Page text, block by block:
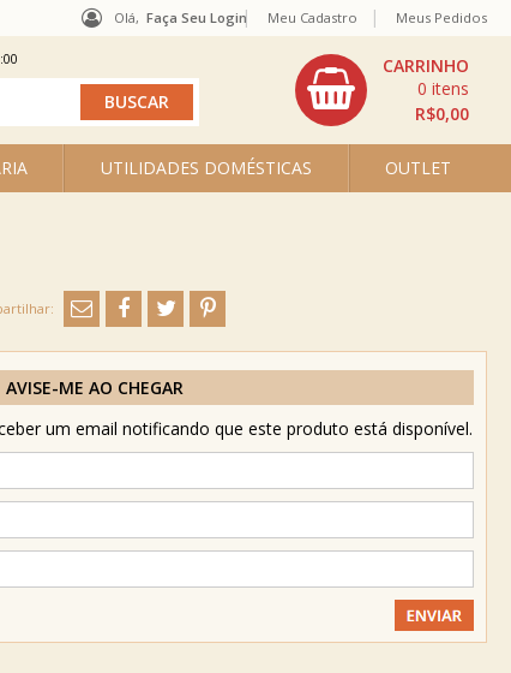
Olá, Faça Seu Login
UTILIDADES DOMÉSTICAS OUTLET
R$0,00
0
Meu Cadastro Meus Pedidos
AVISE-ME AO CHEGAR
um email notificando que este produto está disponível.